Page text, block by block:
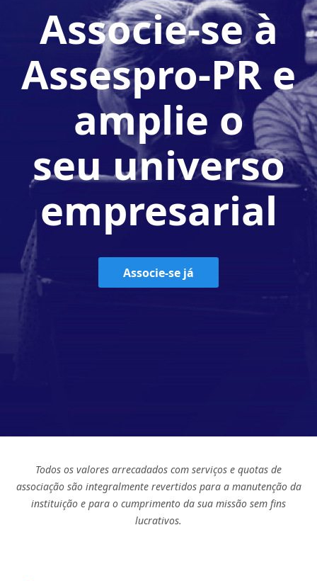
Associe-se à
Assespro-PR e
amplie o
seu universo
empresarial
Associe-se já
Todos os valores arrecadados com serviços e quotas de
associação são integralmente revertidos para a manutenção da
instituição e para o cumprimento da sua missão sem fins
lucrativos.